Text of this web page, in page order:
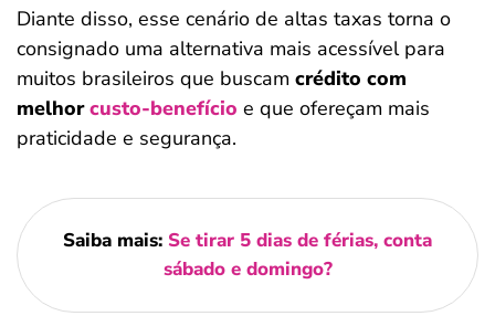
Diante disso, esse cenário de altas taxas torna o
consignado uma alternativa mais acessível para
muitos brasileiros que buscam crédito com
melhorcusto-benefício e que ofereçam mais
praticidade e segurança.
Saiba mais: Se tirar 5 dias de férias, conta
sábado e domingo?